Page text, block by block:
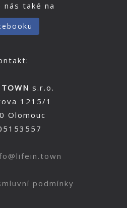
nás také na
s.r.o.
1215/1
Olomouc
podmínky